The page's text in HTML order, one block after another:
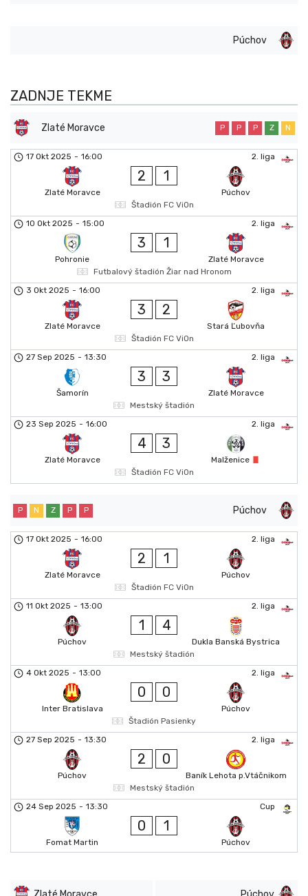
Púchov
ZADNJE TEKME
Zlaté Moravce P P P Z N
2. liga
17 Okt 2025 - 16:00
Zlaté Moravce
2 1
Púchov
Štadión FC ViOn
2. liga
10 Okt 2025 - 15:00
Pohronie
3 1
Zlaté Moravce
Futbalový štadión Žiar nad Hronom
2. liga
3 Okt 2025 - 16:00
Zlaté Moravce
3 2
Stará Ľubovňa
Štadión FC ViOn
2. liga
27 Sep 2025 - 13:30
Šamorín
3 3
Zlaté Moravce
Mestský štadión
2. liga
23 Sep 2025 - 16:00
Zlaté Moravce
4 3
Malženice
Štadión FC ViOn
Púchov
P N Z P P
2. liga
17 Okt 2025 - 16:00
Zlaté Moravce
2 1
Púchov
Štadión FC ViOn
2. liga
11 Okt 2025 - 13:00
Púchov
1 4
Dukla Banská Bystrica
Mestský štadión
2. liga
4 Okt 2025 - 13:00
Inter Bratislava
0 0
Púchov
Štadión Pasienky
2. liga
27 Sep 2025 - 13:30
Púchov
2 0
Baník Lehota p.Vtáčnikom
Mestský štadión
Cup
24 Sep 2025 - 13:30
Fomat Martin
0 1
Púchov